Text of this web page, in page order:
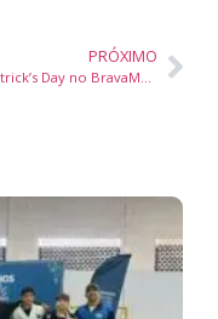
PRÓXIMO
Saint Patrick’s Day no BravaMall traz pratos inéditos, chope verde e clima irlandês à Praia Brava